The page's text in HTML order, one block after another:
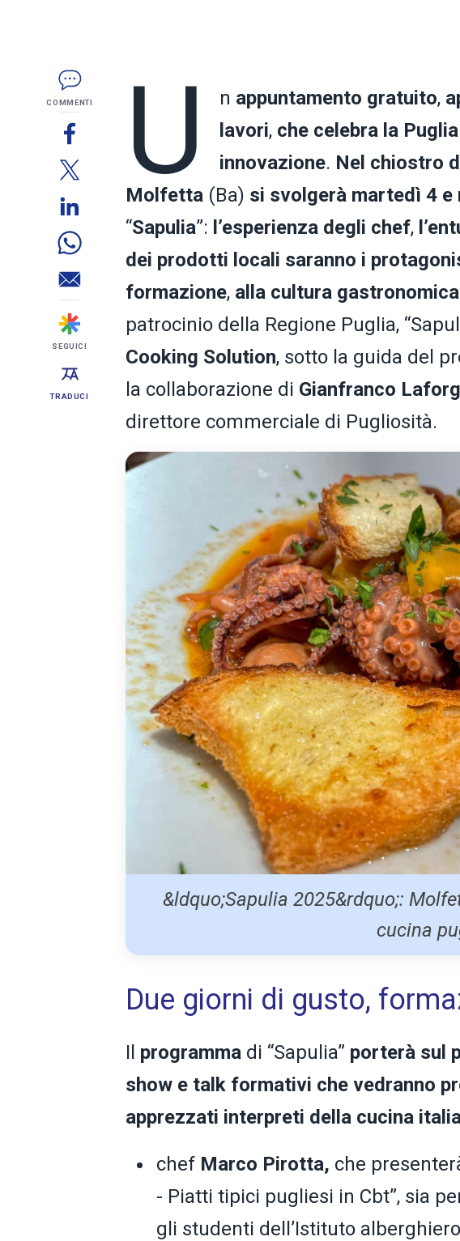
COMMENTI
SEGUICI
TRADUCI
U n appuntamento gratuito,
lavori, che celebra la
innovazione. Nel chiostro
Molfetta (Ba) si svolgerà martedì 4 e
“Sapulia”: l’esperienza degli chef,
dei prodotti locali saranno i
formazione, alla cultura
patrocinio della Regione Puglia,
Cooking Solution, sotto la guida del
la collaborazione di Gianfranco
direttore commerciale di Pugliosità.
&ldquo;Sapulia 2025&rdquo;:
cucina
Due giorni di gusto,
Il programma di “Sapulia” porterà sul
show e talk formativi che vedranno
apprezzati interpreti della cucina
chef Marco Pirotta, che
- Piatti tipici pugliesi in Cbt”, sia
gli studenti dell’Istituto